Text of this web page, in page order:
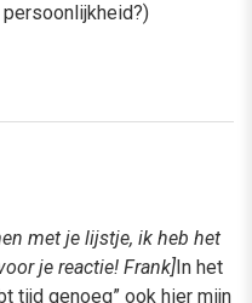
persoonlijkheid?)
met je lijstje, ik heb het
je reactie! Frank] In het
tijd genoeg” ook hier mijn